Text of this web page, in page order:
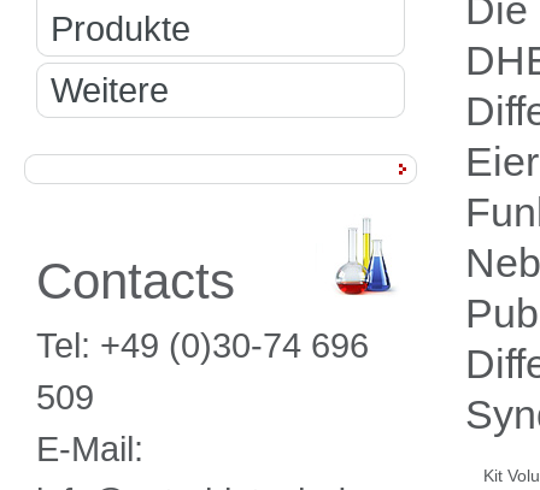
Produkte
Weitere
Contacts
Tel: +49 (0)30-74 696
509
E-Mail:
Die
Kit